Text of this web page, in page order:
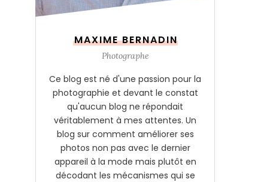
MAXIME BERNADIN
Photographe
Ce blog est né d'une passion pour la
photographie et devant le constat
qu'aucun blog ne répondait
véritablement à mes attentes. Un
blog sur comment améliorer ses
photos non pas avec le dernier
appareil à la mode mais plutôt en
décodant les mécanismes qui se